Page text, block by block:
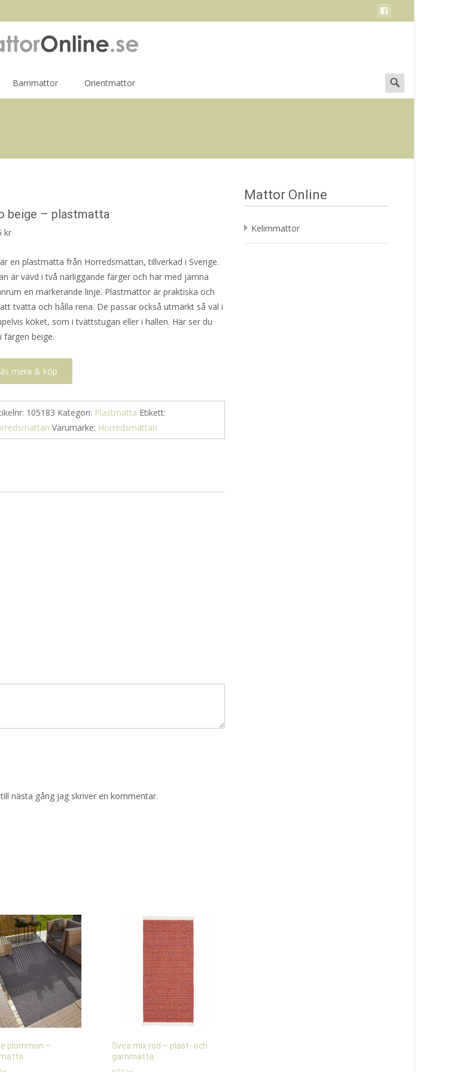
Barnmattor Orientmattor
Search
for:
beige – plastmatta
kr
en plastmatta från Horredsmattan, tillverkad i Sverige.
är vävd i två närliggande färger och har med jämna
en markerande linje. Plastmattor är praktiska och
tvätta och hålla rena. De passar också utmärkt så väl i
köket, som i tvättstugan eller i hallen. Här ser du
färgen beige.
mera & köp
105183 Kategori: Plastmatta Etikett:
Varumärke: Horredsmattan
nästa gång jag skriver en kommentar.
plommon –
Svea mix röd – plast- och
garnmatta
Mattor Online
Kelimmattor